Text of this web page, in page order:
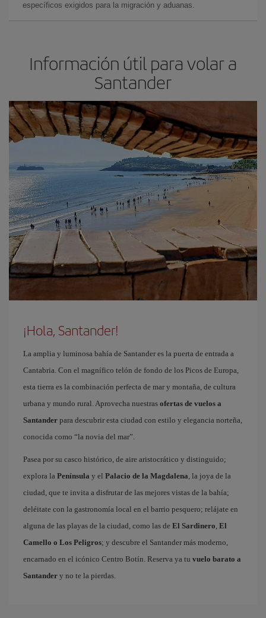
específicos exigidos para la migración y aduanas.
Información útil para volar a
Santander
¡Hola, Santander!
La amplia y luminosa bahía de Santander es la puerta de entrada a
Cantabria. Con el magnífico telón de fondo de los Picos de Europa,
esta tierra es la combinación perfecta de mar y montaña, de cultura
urbana y mundo rural. Aprovecha nuestras ofertas de vuelos a
Santander para descubrir esta ciudad con estilo y elegancia norteña,
conocida como “la novia del mar”.
Pasea por su casco histórico, de aire aristocrático y distinguido;
explora la Península y el Palacio de la Magdalena, la joya de la
ciudad, que te invita a disfrutar de las mejores vistas de la bahía;
deléitate con la gastronomía local en el barrio pesquero; relájate en
alguna de las playas de la ciudad, como las de El Sardinero, El
Camello o Los Peligros; y descubre el Santander más moderno,
encarnado en el icónico Centro Botín. Reserva ya tu vuelo barato a
Santander y no te la pierdas.